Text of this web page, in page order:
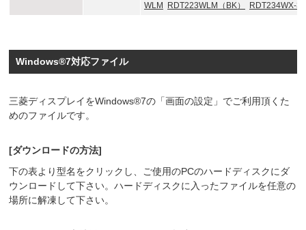
WLM
RDT223WLM（BK） RDT234WX-
Windows®7対応ファイル
三菱ディスプレイをWindows®7の「画面の設定」でご利用頂くた
めのファイルです。
[ダウンロードの方法]
下の表より型名をクリックし、ご使用のPCのハードディスクにダ
ウンロードして下さい。ハードディスクに入ったファイルを任意の
場所に解凍して下さい。